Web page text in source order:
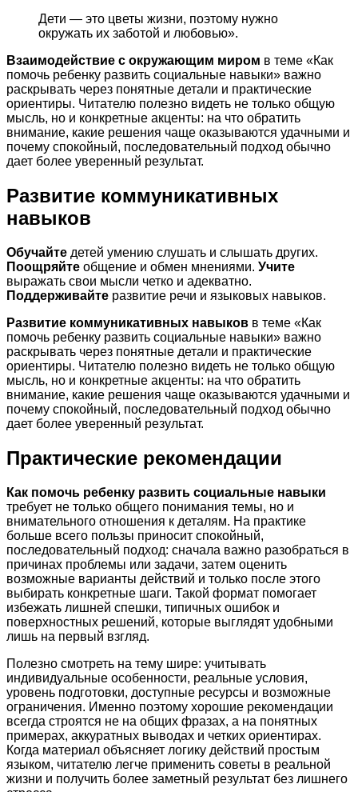
Дети — это цветы жизни, поэтому нужно
окружать их заботой и любовью».
Взаимодействие с окружающим миром в теме «Как
помочь ребенку развить социальные навыки» важно
раскрывать через понятные детали и практические
ориентиры. Читателю полезно видеть не только общую
мысль, но и конкретные акценты: на что обратить
внимание, какие решения чаще оказываются удачными и
почему спокойный, последовательный подход обычно
дает более уверенный результат.
Развитие коммуникативных
навыков
Обучайте детей умению слушать и слышать других.
Поощряйте общение и обмен мнениями. Учите
выражать свои мысли четко и адекватно.
Поддерживайте развитие речи и языковых навыков.
Развитие коммуникативных навыков в теме «Как
помочь ребенку развить социальные навыки» важно
раскрывать через понятные детали и практические
ориентиры. Читателю полезно видеть не только общую
мысль, но и конкретные акценты: на что обратить
внимание, какие решения чаще оказываются удачными и
почему спокойный, последовательный подход обычно
дает более уверенный результат.
Практические рекомендации
Как помочь ребенку развить социальные навыки
требует не только общего понимания темы, но и
внимательного отношения к деталям. На практике
больше всего пользы приносит спокойный,
последовательный подход: сначала важно разобраться в
причинах проблемы или задачи, затем оценить
возможные варианты действий и только после этого
выбирать конкретные шаги. Такой формат помогает
избежать лишней спешки, типичных ошибок и
поверхностных решений, которые выглядят удобными
лишь на первый взгляд.
Полезно смотреть на тему шире: учитывать
индивидуальные особенности, реальные условия,
уровень подготовки, доступные ресурсы и возможные
ограничения. Именно поэтому хорошие рекомендации
всегда строятся не на общих фразах, а на понятных
примерах, аккуратных выводах и четких ориентирах.
Когда материал объясняет логику действий простым
языком, читателю легче применить советы в реальной
жизни и получить более заметный результат без лишнего